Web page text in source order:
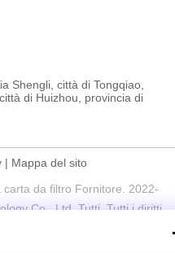
Shengli, città di Tongqiao,
di Huizhou, provincia di
| Mappa del sito
da filtro Fornitore. 2022-
Co., Ltd. Tutti. Tutti i diritti